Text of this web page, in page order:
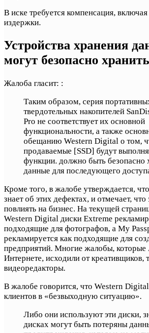
В иске требуется компенсация,
издержки.
Устройства хранения
могут безопасно
Жалоба гласит: :
Таким образом, серия
твердотельных накопителей
Pro не соответствует их основной
функциональности, а также
обещанию Western Digital о том,
продаваемые [SSD] будут
функции. должно быть безопасно
данные для последующего
Кроме того, в жалобе утверждается,
знает об этих дефектах, и отмечает,
повлиять на бизнес. На текущей
Western Digital диски Extreme
подходящие для фотографов, а My
рекламируется как подходящие для
предприятий. Многие жалобы, которые
Интернете, исходили от креативщиков,
видеоредакторы.
В жалобе говорится, что Western
клиентов в «безвыходную ситуацию».
Либо они используют эти диски,
дисках могут быть потеряны